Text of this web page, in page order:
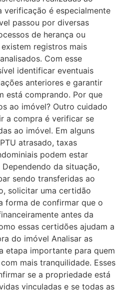
verificação é especialmente
passou por diversas
de herança ou
registros mais
Com esse
identificar eventuais
anteriores e garantir
está comprando. Por que
ao imóvel? Outro cuidado
a compra é verificar se
ao imóvel. Em alguns
atrasado, taxas
podem estar
da situação,
sendo transferidas ao
solicitar uma certidão
forma de confirmar que o
antes da
essas certidões ajudam a
do imóvel Analisar as
etapa importante para quem
mais tranquilidade. Esses
se a propriedade está
vinculadas e se todas as